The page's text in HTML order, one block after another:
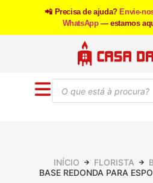
📲 Precisa de ajuda? Envie-
WhatsApp — estamos
INÍCIO FLORISTA
BASE REDONDA PARA